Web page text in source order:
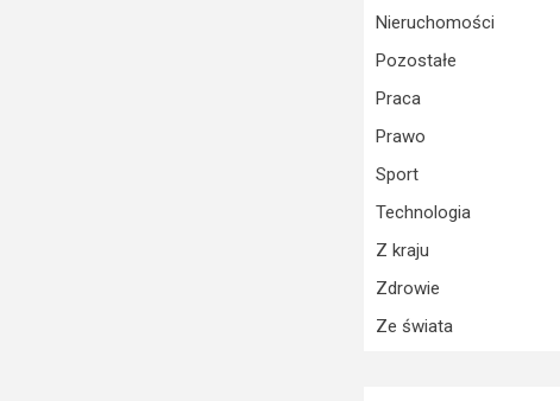
Nieruchomości
Pozostałe
Praca
Prawo
Sport
Technologia
Z kraju
Zdrowie
Ze świata